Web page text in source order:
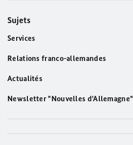
Sujets
Services
Relations franco-allemandes
Actualités
Newsletter "Nouvelles d'Allemagne"